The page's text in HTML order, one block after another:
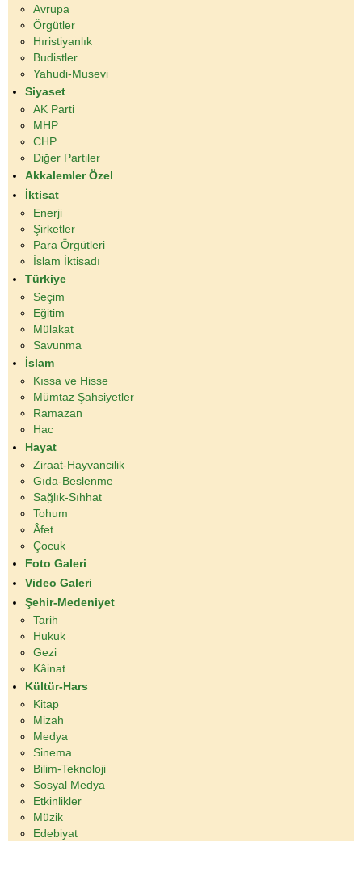
Avrupa
Örgütler
Hıristiyanlık
Budistler
Yahudi-Musevi
Siyaset
AK Parti
MHP
CHP
Diğer Partiler
Akkalemler Özel
İktisat
Enerji
Şirketler
Para Örgütleri
İslam İktisadı
Türkiye
Seçim
Eğitim
Mülakat
Savunma
İslam
Kıssa ve Hisse
Mümtaz Şahsiyetler
Ramazan
Hac
Hayat
Ziraat-Hayvancilik
Gıda-Beslenme
Sağlık-Sıhhat
Tohum
Âfet
Çocuk
Foto Galeri
Video Galeri
Şehir-Medeniyet
Tarih
Hukuk
Gezi
Kâinat
Kültür-Hars
Kitap
Mizah
Medya
Sinema
Bilim-Teknoloji
Sosyal Medya
Etkinlikler
Müzik
Edebiyat